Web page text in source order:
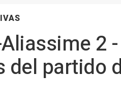
2
partido